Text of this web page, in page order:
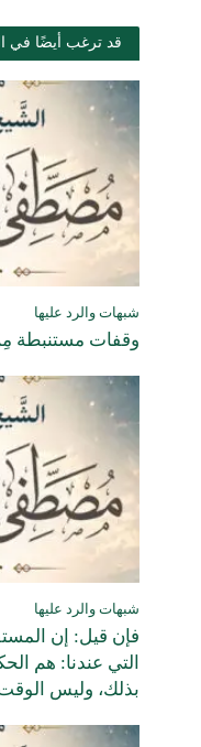
قد ترغب أيضًا في
شبهات والرد عليها
وقفات مستنبطة
شبهات والرد عليها
فإن قيل: إن
التي عندنا: هم
بذلك، وليس الوقت